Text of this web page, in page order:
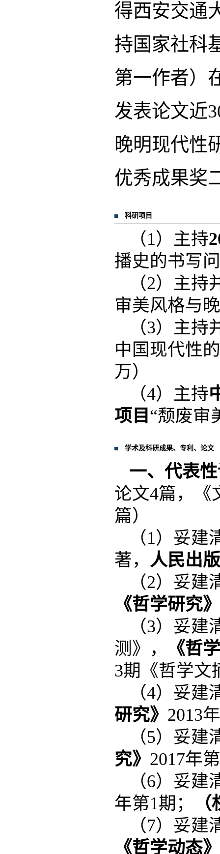
得西安交通
持国家社科
第一作者）
发表论文近
晚明现代性
优秀成果奖
科研项目
（1）主持
播史的书写
（2）主持
审美风格与
（3）主持
中国现代性
万）
（4）主持
项目 “颓废审
学术及科研成果、专利、论文
一、代表
论文4篇，《
篇）
（1）妥
著， 人民出
（2）妥
《哲学研究》
（3）妥
测》，
《哲
3期《哲学文
（4）妥
研究》 2013
（5）妥
究》 2017年
（6）妥
年第1期；
（7）妥
《哲学动态》